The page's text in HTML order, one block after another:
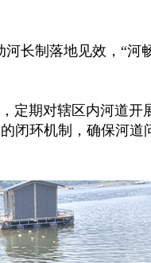
长制落地见效，“河
定期对辖区内河道开
环机制，确保河道